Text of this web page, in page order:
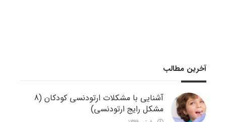
آخرین مطالب
آشنایی با مشکلات ارتودنسی کودکان (8
مشکل رایج ارتودنسی)